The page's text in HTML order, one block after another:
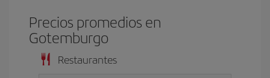
Precios promedios en
Gotemburgo
Restaurantes